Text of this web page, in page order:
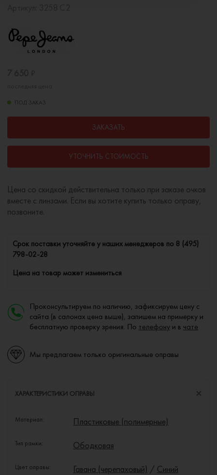
ПОД ЗАКАЗ
ЗАКАЗАТЬ
УТОЧНИТЬ СТОИМОСТЬ
Цена со скидкой действительна только при заказе очков
вместе с линзами. Если вы хотите купить только оправу,
позвоните.
Cрок поставки уточняйте у наших менеджеров по 8 (495)
798-02-28
Цена на товар может измениться
Проконсультируем по наличию, зафиксируем цену с
сайта (в салонах цена выше), запишем на примерку и
бесплатную проверку зрения. По телефону и в чате
Мы предлагаем только оригинальные оправы
ХАРАКТЕРИСТИКИ ОПРАВЫ
Материал: Пластиковые (полимерные)
Тип рамки: Ободковая
Цвет оправы: Гавана (черепаховый) / Синий